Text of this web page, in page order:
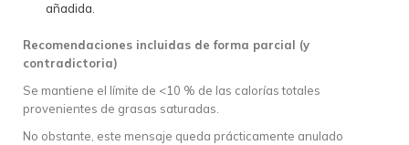
añadida.
Recomendaciones incluidas de forma parcial (y
contradictoria)
Se mantiene el límite de <10 % de las calorías totales
provenientes de grasas saturadas.
No obstante, este mensaje queda prácticamente anulado